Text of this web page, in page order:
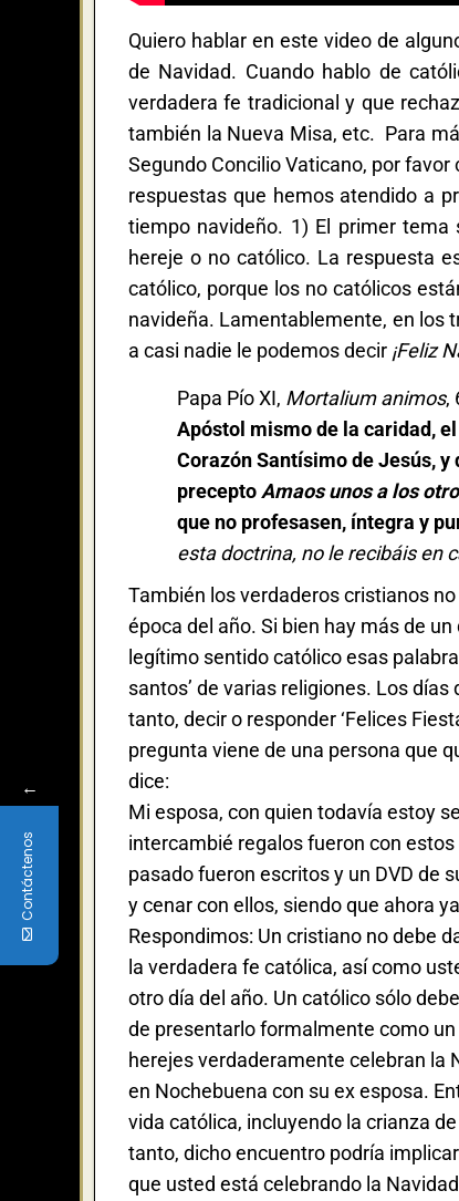
Quiero hablar en este video de
de Navidad. Cuando hablo de
verdadera fe tradicional y que
también la Nueva Misa, etc. Para
Segundo Concilio Vaticano, por
respuestas que hemos atendido a
tiempo navideño. 1) El primer
hereje o no católico. La respuesta
católico, porque los no católicos
navideña. Lamentablemente, en los
a casi nadie le podemos decir ¡Feliz
Papa Pío XI, Mortalium animos,
Apóstol mismo de la caridad,
Corazón Santísimo de Jesús,
precepto Amaos unos a los
que no profesasen, íntegra y
esta doctrina, no le recibáis en
También los verdaderos cristianos
época del año. Si bien hay más de
legítimo sentido católico esas
santos’ de varias religiones. Los
tanto, decir o responder ‘Felices
pregunta viene de una persona que
dice:
Mi esposa, con quien todavía estoy
intercambié regalos fueron con
pasado fueron escritos y un DVD de
y cenar con ellos, siendo que ahora
Respondimos: Un cristiano no debe
la verdadera fe católica, así como
otro día del año. Un católico sólo
de presentarlo formalmente como
herejes verdaderamente celebran la
en Nochebuena con su ex esposa.
vida católica, incluyendo la crianza
tanto, dicho encuentro podría
que usted está celebrando la
←
Contáctenos